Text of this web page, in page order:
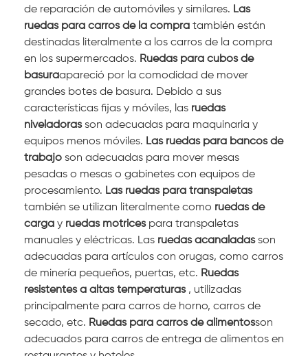
de reparación de automóviles y similares. Las
ruedas para carros de la compra también están
destinadas literalmente a los carros de la compra
en los supermercados. Ruedas para cubos de
basuraapareció por la comodidad de mover
grandes botes de basura. Debido a sus
características fijas y móviles, las ruedas
niveladorasson adecuadas para maquinaria y
equipos menos móviles. Las ruedas para bancos de
trabajo son adecuadas para mover mesas
pesadas o mesas o gabinetes con equipos de
procesamiento. Las ruedas para transpaletas
también se utilizan literalmente como ruedas de
carga y ruedas motricespara transpaletas
manuales y eléctricas. Las ruedas acanaladasson
adecuadas para artículos con orugas, como carros
de minería pequeños, puertas, etc. Ruedas
resistentes a altas temperaturas, utilizadas
principalmente para carros de horno, carros de
secado, etc. Ruedas para carros de alimentosson
adecuados para carros de entrega de alimentos en